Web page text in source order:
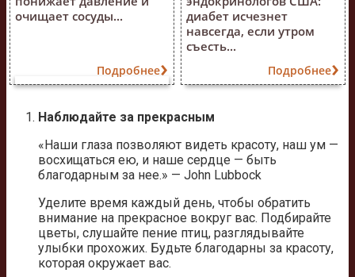
очищает сосуды...
Подробнее
диабет исчезнет
навсегда, если утром
съесть...
Подробнее
Наблюдайте за прекрасным
«Наши глаза позволяют видеть красоту, наш ум —
восхищаться ею, и наше сердце — быть
благодарным за нее.» — John Lubbock
Уделите время каждый день, чтобы обратить
внимание на прекрасное вокруг вас. Подбирайте
цветы, слушайте пение птиц, разглядывайте
улыбки прохожих. Будьте благодарны за красоту,
которая окружает вас.